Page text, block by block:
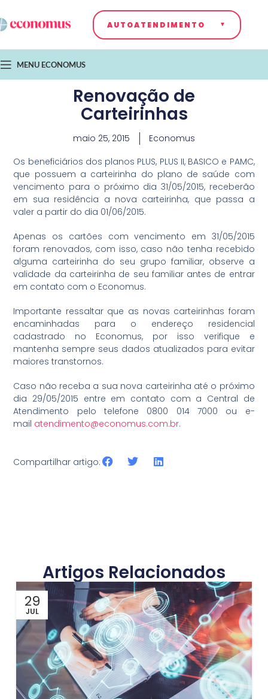
AUTOATENDIMENTO
MENU ECONOMUS
Renovação de
Carteirinhas
maio 25, 2015
Economus
Os beneficiários dos planos PLUS, PLUS II, BASICO e PAMC,
que possuem a carteirinha do plano de saúde com
vencimento para o próximo dia 31/05/2015, receberão
em sua residência a nova carteirinha, que passa a
valer a partir do dia 01/06/2015.
Apenas os cartões com vencimento em 31/05/2015
foram renovados, com isso, caso não tenha recebido
alguma carteirinha do seu grupo familiar, observe a
validade da carteirinha de seu familiar antes de entrar
em contato com o Economus.
Importante ressaltar que as novas carteirinhas foram
encaminhadas para o endereço residencial
cadastrado no Economus, por isso verifique e
mantenha sempre seus dados atualizados para evitar
maiores transtornos.
Caso não receba a sua nova carteirinha até o próximo
dia 29/05/2015 entre em contato com a Central de
Atendimento pelo telefone 0800 014 7000 ou e-
mail atendimento@economus.com.br.
Compartilhar artigo:
Artigos Relacionados
29
JUL